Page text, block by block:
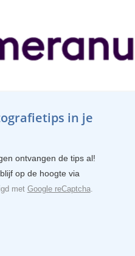
in je
ontvangen de tips al!
op de hoogte via
met Google reCaptcha.